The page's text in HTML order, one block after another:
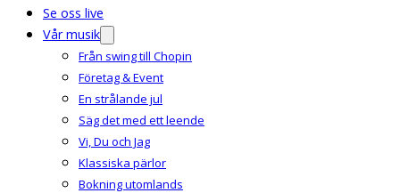
Se oss live
Vår musik
Från swing till Chopin
Företag & Event
En strålande jul
Säg det med ett leende
Vi, Du och Jag
Klassiska pärlor
Bokning utomlands